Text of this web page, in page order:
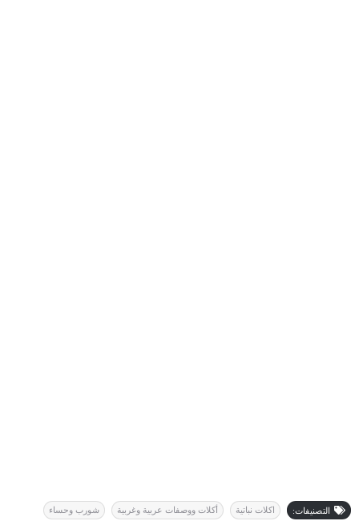
التصنيفات: اكلات نباتية أكلات ووصفات عربية وغربية شورب وحساء